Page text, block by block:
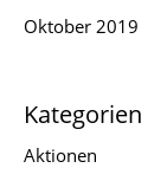
Oktober 2019
Kategorien
Aktionen